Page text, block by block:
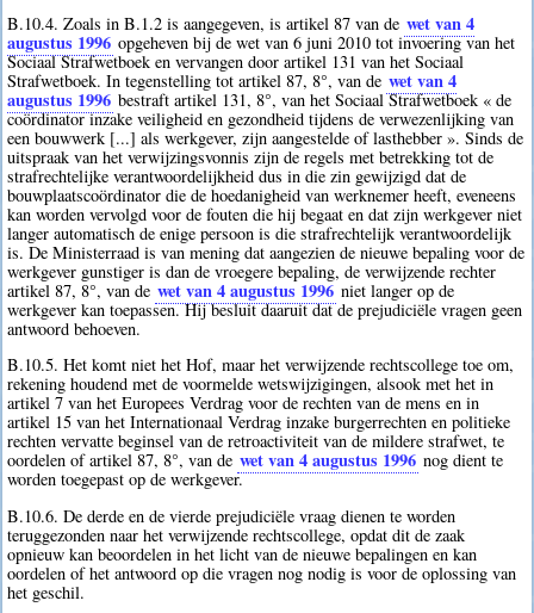
B.10.4. Zoals in B.1.2 is aangegeven, is artikel 87 van de wet van 4
augustus 1996 opgeheven bij de wet van 6 juni 2010 tot invoering van het
Sociaal Strafwetboek en vervangen door artikel 131 van het Sociaal
Strafwetboek. In tegenstelling tot artikel 87, 8°, van de wet van 4
augustus 1996 bestraft artikel 131, 8°, van het Sociaal Strafwetboek « de
coördinator inzake veiligheid en gezondheid tijdens de verwezenlijking van
een bouwwerk [...] als werkgever, zijn aangestelde of lasthebber ». Sinds de
uitspraak van het verwijzingsvonnis zijn de regels met betrekking tot de
strafrechtelijke verantwoordelijkheid dus in die zin gewijzigd dat de
bouwplaatscoördinator die de hoedanigheid van werknemer heeft, eveneens
kan worden vervolgd voor de fouten die hij begaat en dat zijn werkgever niet
langer automatisch de enige persoon is die strafrechtelijk verantwoordelijk
is. De Ministerraad is van mening dat aangezien de nieuwe bepaling voor de
werkgever gunstiger is dan de vroegere bepaling, de verwijzende rechter
artikel 87, 8°, van de wet van 4 augustus 1996 niet langer op de
werkgever kan toepassen. Hij besluit daaruit dat de prejudiciële vragen geen
antwoord behoeven.
B.10.5. Het komt niet het Hof, maar het verwijzende rechtscollege toe om,
rekening houdend met de voormelde wetswijzigingen, alsook met het in
artikel 7 van het Europees Verdrag voor de rechten van de mens en in
artikel 15 van het Internationaal Verdrag inzake burgerrechten en politieke
rechten vervatte beginsel van de retroactiviteit van de mildere strafwet, te
oordelen of artikel 87, 8°, van de wet van 4 augustus 1996 nog dient te
worden toegepast op de werkgever.
B.10.6. De derde en de vierde prejudiciële vraag dienen te worden
teruggezonden naar het verwijzende rechtscollege, opdat dit de zaak
opnieuw kan beoordelen in het licht van de nieuwe bepalingen en kan
oordelen of het antwoord op die vragen nog nodig is voor de oplossing van
het geschil.